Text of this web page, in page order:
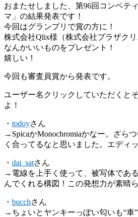
おまたせしました、第96回コンペテ
マ」の結果発表です！
今回はグランプリで賞の方に！
株式会社Qlix様（株式会社プラザクリ
なんかいいものをプレゼント！
嬉しい！
今回も審査員賞から発表です。
ユーザー名クリックしていただくと
よ！
・ todoyさん
→SpicaかMonochromiaかなー。ざら
く合ってるなと思いました。エディ
・ dai_satさん
→電線を上手く使って、被写体であ
んでくれる構図！この発想力が素晴
・ bucchさん
→ちょいとヤンキーっぽい匂いも“車